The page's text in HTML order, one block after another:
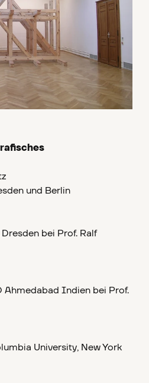
und Berlin
bei Prof. Ralf
Ahmedabad Indien bei Prof.
University, New York